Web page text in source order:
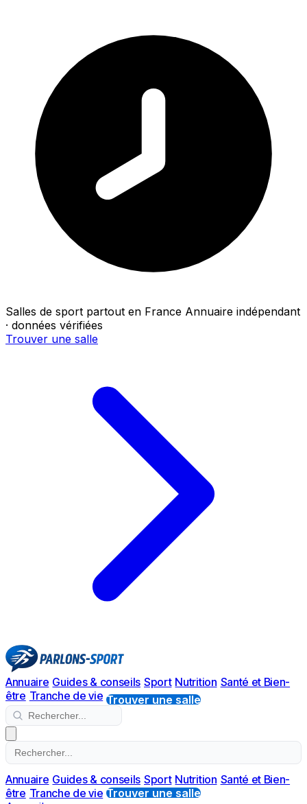
Salles de sport partout en France Annuaire indépendant
· données vérifiées
Trouver une salle
Annuaire Guides & conseils Sport Nutrition Santé et Bien-
être Tranche de vie Trouver une salle
Annuaire Guides & conseils Sport Nutrition Santé et Bien-
être Tranche de vie Trouver une salle